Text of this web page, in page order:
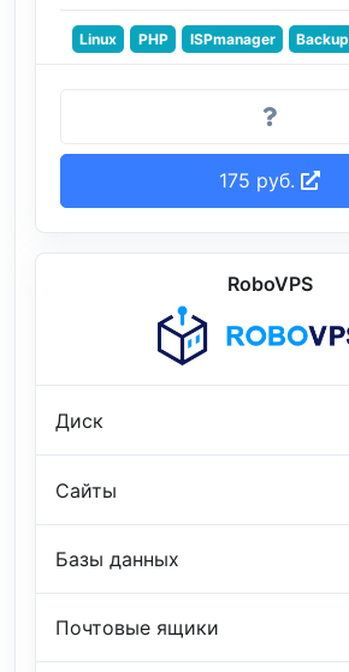
Linux PHP ISPmanager Backup
175 руб.
RoboVPS
Диск
Сайты
Базы данных
Почтовые ящики